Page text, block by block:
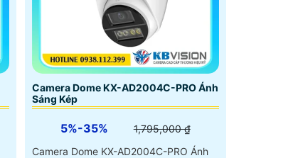
Camera Dome KX-AD2004C-PRO Ánh
Sáng Kép
5%-35%
1,795,000 ₫
Camera Dome KX-AD2004C-PRO Ánh